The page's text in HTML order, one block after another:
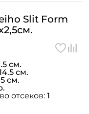
Slit Form
см.
см.
см.
отсеков: 1